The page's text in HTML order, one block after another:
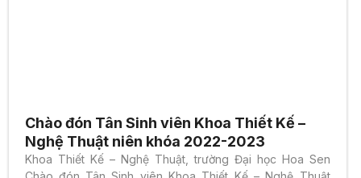
Chào đón Tân Sinh viên Khoa Thiết Kế –
Nghệ Thuật niên khóa 2022-2023
Khoa Thiết Kế – Nghệ Thuật, trường Đại học Hoa Sen